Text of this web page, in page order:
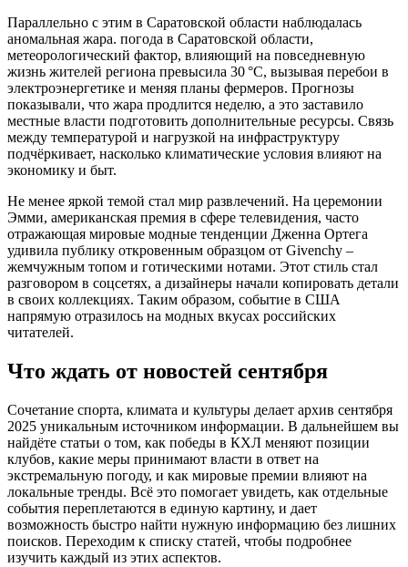
Параллельно с этим в Саратовской области наблюдалась
аномальная жара. погода в Саратовской области,
метеорологический фактор, влияющий на повседневную
жизнь жителей региона превысила 30 °C, вызывая перебои в
электроэнергетике и меняя планы фермеров. Прогнозы
показывали, что жара продлится неделю, а это заставило
местные власти подготовить дополнительные ресурсы. Связь
между температурой и нагрузкой на инфраструктуру
подчёркивает, насколько климатические условия влияют на
экономику и быт.
Не менее яркой темой стал мир развлечений. На церемонии
Эмми, американская премия в сфере телевидения, часто
отражающая мировые модные тенденции Дженна Ортега
удивила публику откровенным образцом от Givenchy –
жемчужным топом и готическими нотами. Этот стиль стал
разговором в соцсетях, а дизайнеры начали копировать детали
в своих коллекциях. Таким образом, событие в США
напрямую отразилось на модных вкусах российских
читателей.
Что ждать от новостей сентября
Сочетание спорта, климата и культуры делает архив сентября
2025 уникальным источником информации. В дальнейшем вы
найдёте статьи о том, как победы в КХЛ меняют позиции
клубов, какие меры принимают власти в ответ на
экстремальную погоду, и как мировые премии влияют на
локальные тренды. Всё это помогает увидеть, как отдельные
события переплетаются в единую картину, и дает
возможность быстро найти нужную информацию без лишних
поисков. Переходим к списку статей, чтобы подробнее
изучить каждый из этих аспектов.